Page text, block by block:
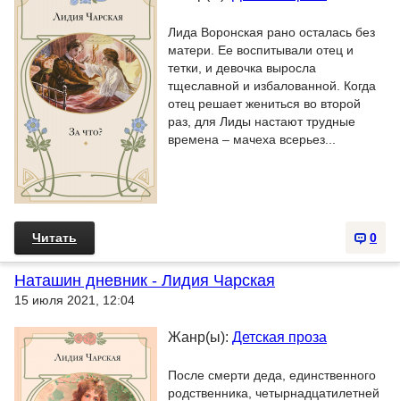
Лида Воронская рано осталась без
матери. Ее воспитывали отец и
тетки, и девочка выросла
тщеславной и избалованной. Когда
отец решает жениться во второй
раз, для Лиды настают трудные
времена – мачеха всерьез...
0
Читать
Наташин дневник - Лидия Чарская
15 июля 2021, 12:04
Жанр(ы): Детская проза
После смерти деда, единственного
родственника, четырнадцатилетней